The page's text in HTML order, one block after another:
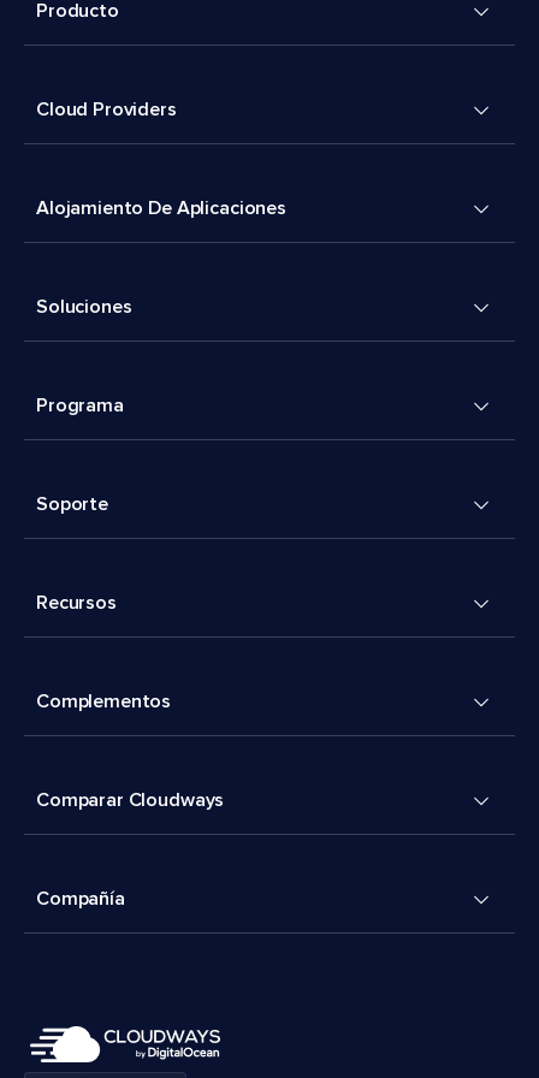
Producto
Cloud Providers
Alojamiento De Aplicaciones
Soluciones
Programa
Soporte
Recursos
Complementos
Comparar Cloudways
Compañía